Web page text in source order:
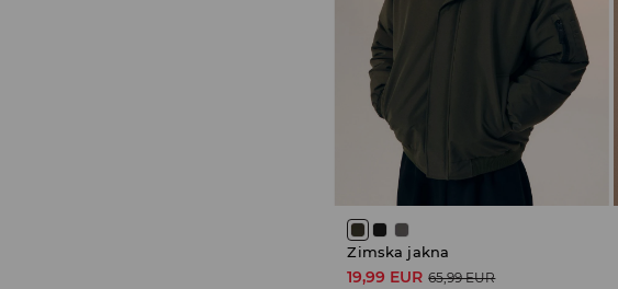
Zimska jakna
19,99 EUR 65,99 EUR